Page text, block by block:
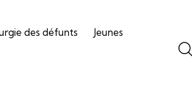
des défunts Jeunes